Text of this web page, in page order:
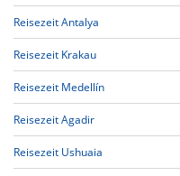
Reisezeit Antalya
Reisezeit Krakau
Reisezeit Medellín
Reisezeit Agadir
Reisezeit Ushuaia